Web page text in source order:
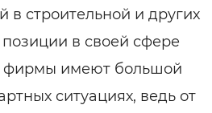
в строительной и других
в своей сфере
фирмы имеют большой
ситуациях, ведь от